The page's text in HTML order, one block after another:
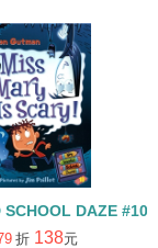
IS FROM
SCHOOL DAZE
折 138元